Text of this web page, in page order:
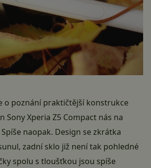
o poznání praktičtější konstrukce
Sony Xperia Z5 Compact nás na
naopak. Design se zkrátka
zadní sklo již není tak pohledné
spolu s tloušťkou jsou spíše